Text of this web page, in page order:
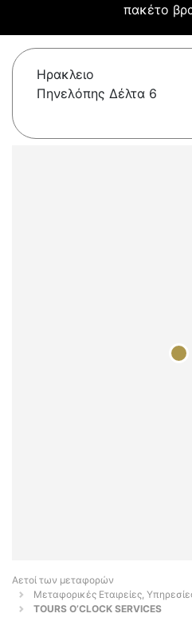
πακέτο
Ηρακλειο
Πηνελόπης Δέλτα 6
Αετοί των μεταφορών
Μεταφορικές Εταιρείες,
TOURS O’CLOCK SERVICES